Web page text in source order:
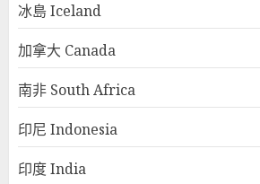
冰島 Iceland
加拿大 Canada
南非 South Africa
印尼 Indonesia
印度 India